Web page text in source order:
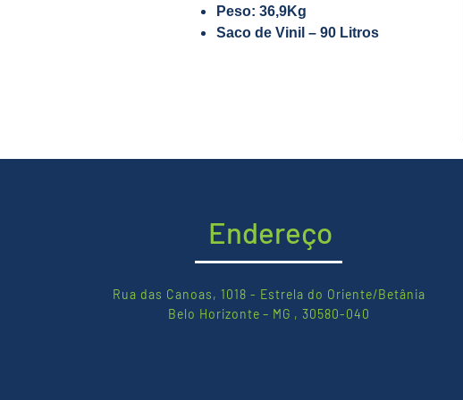
Peso: 36,9Kg
Saco de Vinil – 90 Litros
Endereço
Rua das Canoas, 1018 - Estrela do Oriente/Betânia
Belo Horizonte – MG , 30580-040